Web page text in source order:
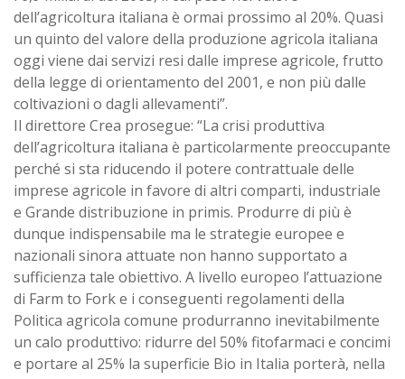
dell’agricoltura italiana è ormai prossimo al 20%. Quasi
un quinto del valore della produzione agricola italiana
oggi viene dai servizi resi dalle imprese agricole, frutto
della legge di orientamento del 2001, e non più dalle
coltivazioni o dagli allevamenti”.
Il direttore Crea prosegue: “La crisi produttiva
dell’agricoltura italiana è particolarmente preoccupante
perché si sta riducendo il potere contrattuale delle
imprese agricole in favore di altri comparti, industriale
e Grande distribuzione in primis. Produrre di più è
dunque indispensabile ma le strategie europee e
nazionali sinora attuate non hanno supportato a
sufficienza tale obiettivo. A livello europeo l’attuazione
di Farm to Fork e i conseguenti regolamenti della
Politica agricola comune produrranno inevitabilmente
un calo produttivo: ridurre del 50% fitofarmaci e concimi
e portare al 25% la superficie Bio in Italia porterà, nella